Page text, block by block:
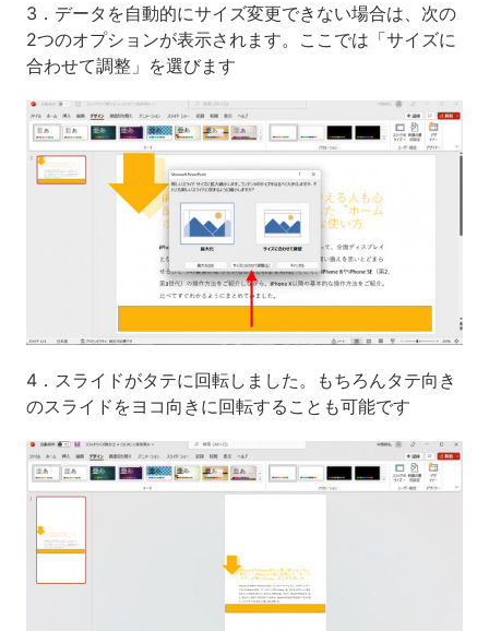
3．データを自動的にサイズ変更できない場合は、次の
2つのオプションが表示されます。ここでは「サイズに
合わせて調整」を選びます
4．スライドがタテに回転しました。もちろんタテ向き
のスライドをヨコ向きに回転することも可能です